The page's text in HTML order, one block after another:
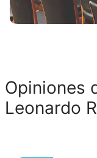
Opiniones
Leonardo